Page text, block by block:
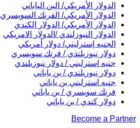
الدولار الأمريكي/ الين الياباني
الدولار الأمريكي/ الفرنك السويسري
الدولار الأمريكي/ الدولار الكندي
الدولار النيوزلندي /الدولار الامريكي
الجنيه إسترليني/ دولار أمريكي
دولار نيوزيلندي / فرنك سويسري
جنيه إسترليني / دولار نيوزيلندي
دولار نيوزيلندي / ين ياباني
جنيه استرليني ين ياباني
فرنك سويسري / ين ياباني
دولار كندي / ين ياباني
Become a Partner